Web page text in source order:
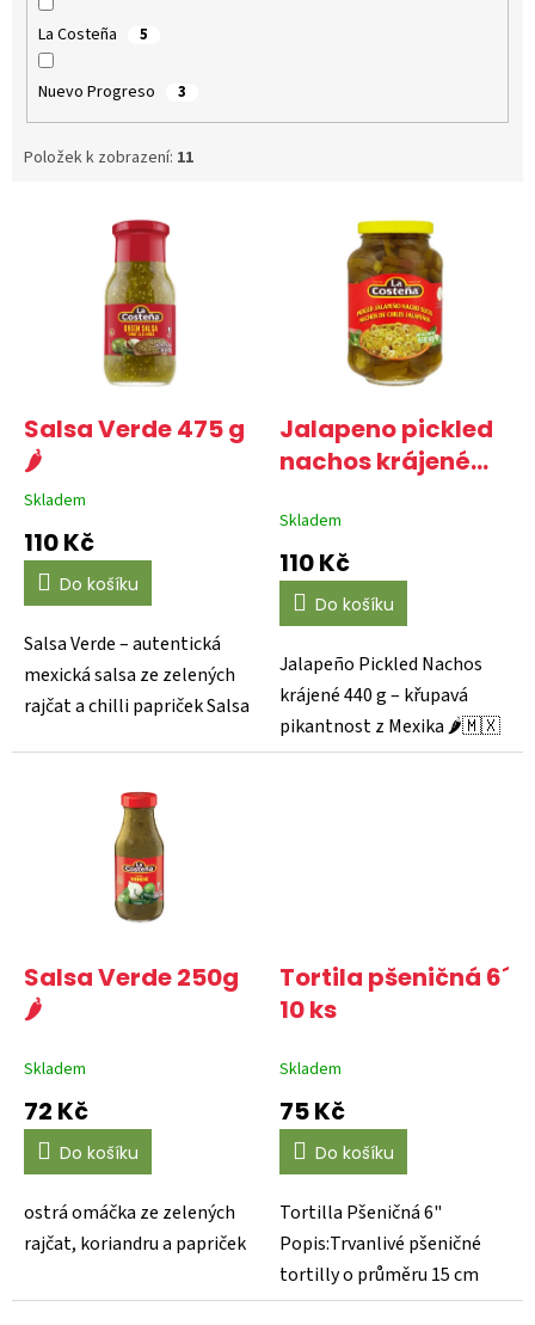
La Costeña 5
Nuevo Progreso 3
Položek k zobrazení: 11
dSalsa Verde 475 g
🌶️
Průměrné
hodnocení
produktu
5,0
5
hvězdiček.
Skladem
110 Kč
Do košíku
Salsa Verde – autentická
mexická salsa ze zelených
rajčat a chilli papriček Salsa
Jalapeno pickled
nachos krájené
Skladem
110 Kč
Do košíku
Jalapeño Pickled Nachos
krájené 440 g – křupavá
pikantnost z Mexika 🌶️🇲🇽
Dodejte svým jídlům...
Salsa Verde 250g
🌶️
Skladem
72 Kč
Do košíku
ostrá omáčka ze zelených
rajčat, koriandru a papriček
Tortila pšeničná 6´
10 ks
Skladem
75 Kč
Do košíku
Tortilla Pšeničná 6"
Popis:Trvanlivé pšeničné
tortilly o průměru 15 cm
(6") balené po 10 kusech...